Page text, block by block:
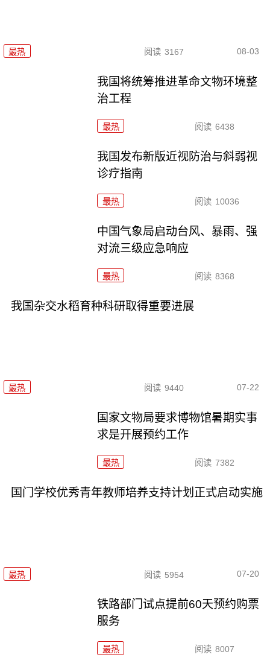
最热 阅读 3167 08-03
我国将统筹推进革命文物环境整
治工程
最热 阅读 6438
我国发布新版近视防治与斜弱视
诊疗指南
最热 阅读 10036
中国气象局启动台风、暴雨、强
对流三级应急响应
最热 阅读 8368
我国杂交水稻育种科研取得重要进展
最热 阅读 9440 07-22
国家文物局要求博物馆暑期实事
求是开展预约工作
最热 阅读 7382
国门学校优秀青年教师培养支持计划正式启动实施
最热 阅读 5954 07-20
铁路部门试点提前60天预约购票
服务
最热 阅读 8007